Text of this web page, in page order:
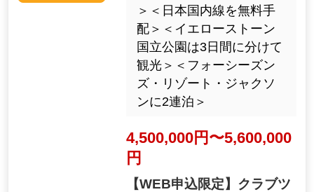
＞＜日本国内線を無料手
配＞＜イエローストーン
国立公園は3日間に分けて
観光＞＜フォーシーズン
ズ・リゾート・ジャクソ
ンに2連泊＞
4,500,000円〜5,600,000
円
【WEB申込限定】クラブツ